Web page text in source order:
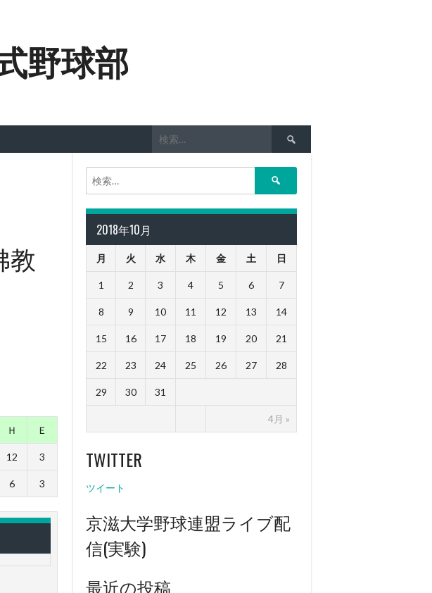
野球部
索:
教
Ｈ Ｅ
12 3
6 3
2018年10月
月 火 水 木 金 土 日
4月 »
1 2 3 4 5 6 7
8 9 10 11 12 13 14
15 16 17 18 19 20 21
22 23 24 25 26 27 28
29 30 31
TWITTER
ツイート
京滋大学野球連盟ライブ配
信(実験)
最近の投稿